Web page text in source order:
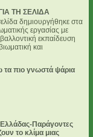
ΤΗ ΣΕΛΙΔΑ
δημιουργήθηκε στα
εργασίας με
εκπαίδευση
και
πιο γνωστά ψάρια
Ελλάδας-Παράγοντες
το κλίμα μιας